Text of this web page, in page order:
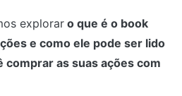
explorar o que é o book
e como ele pode ser lido
comprar as suas ações com